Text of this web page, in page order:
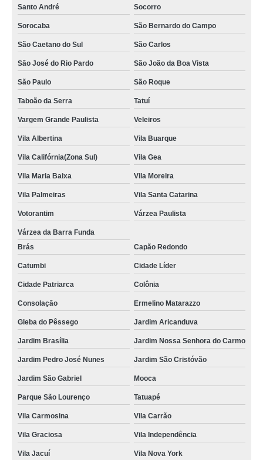
Santo André Socorro
Sorocaba São Bernardo do Campo
São Caetano do Sul São Carlos
São José do Rio Pardo São João da Boa Vista
São Paulo São Roque
Taboão da Serra Tatuí
Vargem Grande Paulista Veleiros
Vila Albertina Vila Buarque
Vila Califórnia(Zona Sul) Vila Gea
Vila Maria Baixa Vila Moreira
Vila Palmeiras Vila Santa Catarina
Votorantim Várzea Paulista
Várzea da Barra Funda
Brás
Capão Redondo
Catumbi Cidade Líder
Cidade Patriarca Colônia
Consolação Ermelino Matarazzo
Gleba do Pêssego Jardim Aricanduva
Jardim Brasília Jardim Nossa Senhora do Carmo
Jardim Pedro José Nunes Jardim São Cristóvão
Jardim São Gabriel Mooca
Parque São Lourenço Tatuapé
Vila Carmosina Vila Carrão
Vila Graciosa Vila Independência
Vila Jacuí Vila Nova York